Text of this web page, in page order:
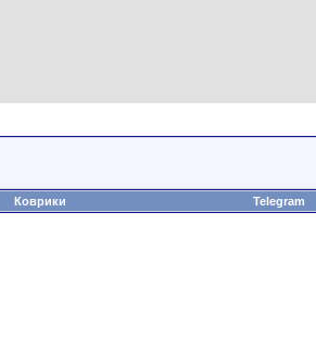
Коврики Telegram